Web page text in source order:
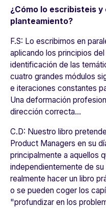
¿Cómo lo escribisteis
planteamiento?
F.S: Lo escribimos en
aplicando los principios
identificación de las
cuatro grandes módulos
e iteraciones constantes
Una deformación
dirección correcta...
C.D: Nuestro libro
Product Managers en su
principalmente a aquellos
independientemente de
realmente hacer un libro
o se pueden coger los
"profundizar en los